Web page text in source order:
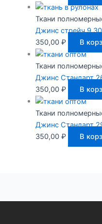
Ткани
Джинс стрейч
350,00 ₽ В
Ткани
Джинс Стандарт
350,00 ₽ В
Ткани
Джинс Стандарт
350,00 ₽ В